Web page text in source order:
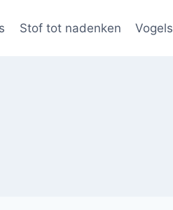
Stof tot nadenken Vogels